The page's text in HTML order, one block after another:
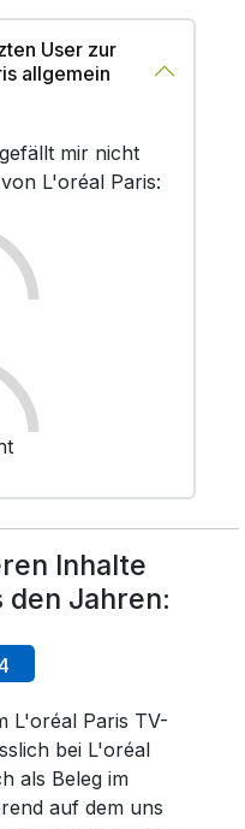
User zur
allgemein
mir nicht
L'oréal Paris:
Inhalte
den Jahren:
L'oréal Paris TV-
bei L'oréal
als Beleg im
auf dem uns